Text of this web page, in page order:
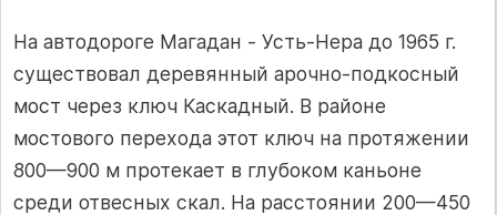
На автодороге Магадан - Усть-Нера до 1965 г.
существовал деревянный арочно-подкосный
мост через ключ Каскадный. В районе
мостового перехода этот ключ на протяжении
800—900 м протекает в глубоком каньоне
среди отвесных скал. На расстоянии 200—450